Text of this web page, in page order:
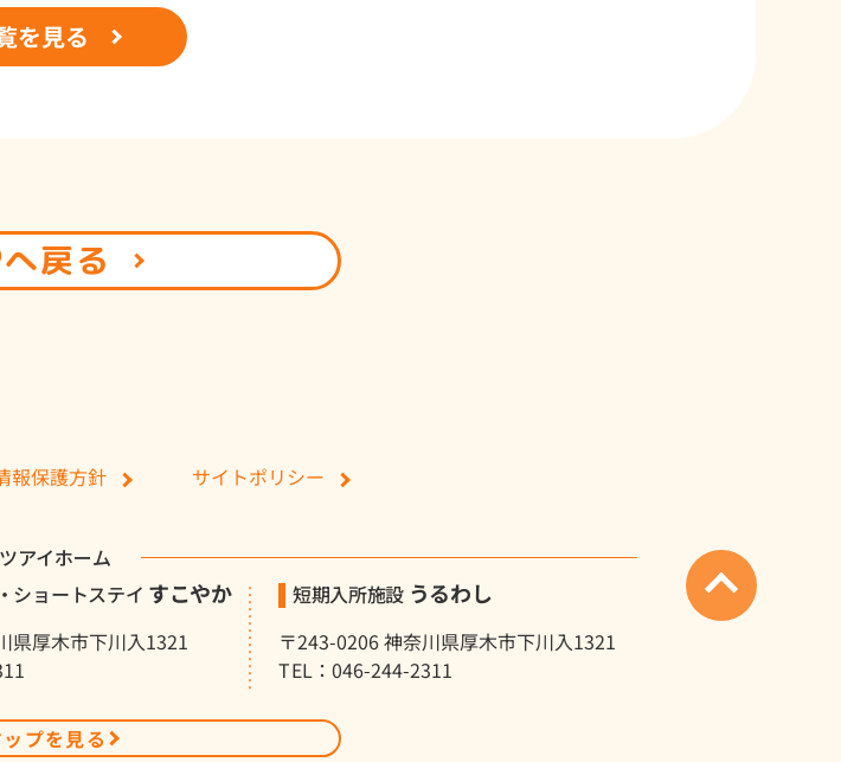
を見る
へ戻る
報保護方針 サイトポリシー
アイホーム
ショートステイ すこやか
県厚木市下川入1321
短期入所施設 うるわし
〒243-0206 神奈川県厚木市下川入1321
TEL：046-244-2311
プを見る